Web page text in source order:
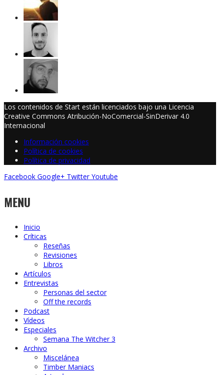
Los contenidos de Start están licenciados bajo una Licencia
Creative Commons Atribución-NoComercial-SinDerivar 4.0
Internacional
Información cookies
Política de cookies
Política de privacidad
Facebook Google+ Twitter Youtube
MENU
Inicio
Críticas
Reseñas
Revisiones
Libros
Artículos
Entrevistas
Personas del sector
Off the records
Podcast
Vídeos
Especiales
Semana The Witcher 3
Archivo
Miscelánea
Timber Maniacs